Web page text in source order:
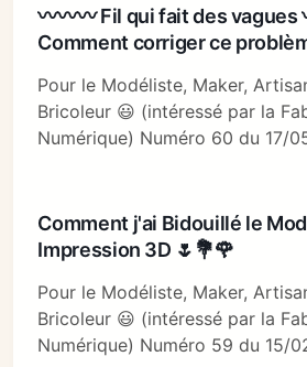
〰〰〰 Fil qui fait des vagues
Comment corriger ce
Pour le Modéliste, Maker,
Bricoleur 😃 (intéressé par la
Numérique) Numéro 60 du 17/
Comment j'ai Bidouillé le
Impression 3D 🌷💐🌹
Pour le Modéliste, Maker,
Bricoleur 😃 (intéressé par la
Numérique) Numéro 59 du 15/